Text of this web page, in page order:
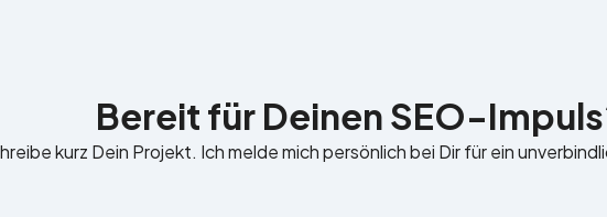
Bereit für Deinen SEO-
kurz Dein Projekt. Ich melde mich persönlich bei Dir für ein